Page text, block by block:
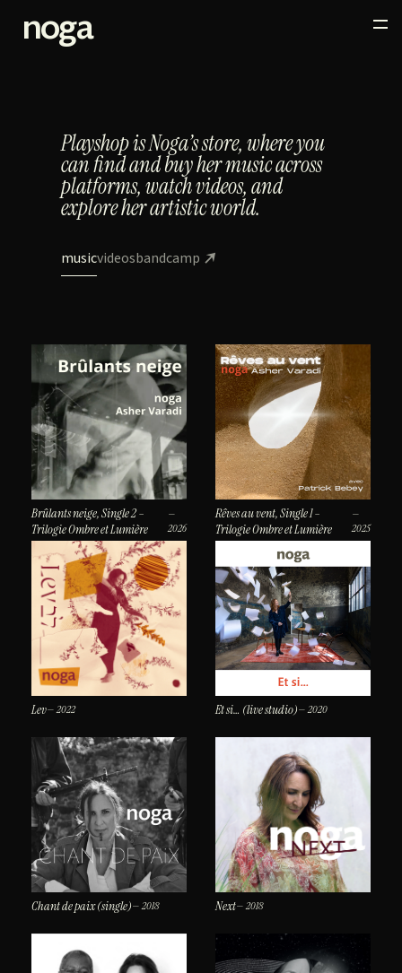
noga
Playshop is Noga’s store,where you
can find and buy her music across
platforms,watch videos, and
explore her artistic world.
musicvideosbandcamp
Brûlants neige, Single 2 –
Trilogie Ombre et Lumière
—
2026
Rêves au vent, Single 1 –
Trilogie Ombre et Lumière
—
2025
Lev— 2022 Et si… (live studio)— 2020
Chant de paix (single)— 2018 Next— 2018